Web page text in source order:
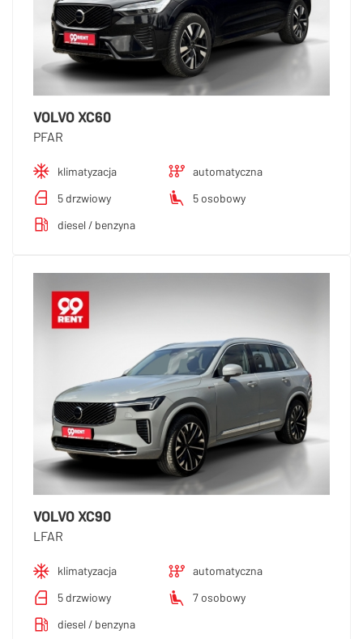
VOLVO XC60
PFAR
klimatyzacja
automatyczna
5 drzwiowy
5 osobowy
diesel / benzyna
VOLVO XC90
LFAR
klimatyzacja
automatyczna
5 drzwiowy
7 osobowy
diesel / benzyna